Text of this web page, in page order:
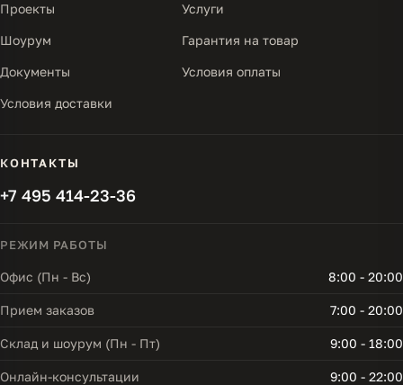
Проекты Услуги
Шоурум Гарантия на товар
Документы Условия оплаты
Условия доставки
КОНТАКТЫ
+7 495 414-23-36
РЕЖИМ РАБОТЫ
Офис (Пн - Вс) 8:00 - 20:00
Прием заказов 7:00 - 20:00
Склад и шоурум (Пн - Пт) 9:00 - 18:00
Онлайн-консультации 9:00 - 22:00